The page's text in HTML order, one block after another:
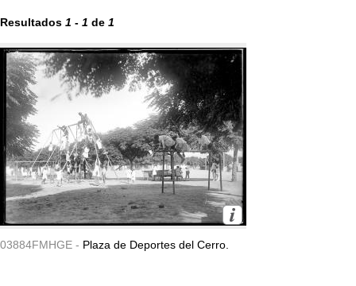
Resultados 1 - 1 de 1
03884FMHGE - Plaza de Deportes del Cerro.